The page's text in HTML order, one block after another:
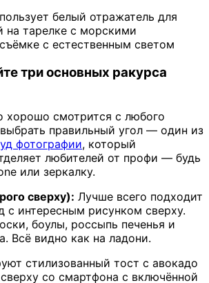
белый отражатель для
на тарелке с морскими
с естественным светом
три основных ракурса
хорошо смотрится с любого
правильный угол — один из
фотографии, который
любителей от профи — будь
или зеркалку.
сверху): Лучше всего подходит
с интересным рисунком сверху.
боулы, россыпь печенья и
Всё видно как на ладони.
стилизованный тост с авокадо
со смартфона с включённой